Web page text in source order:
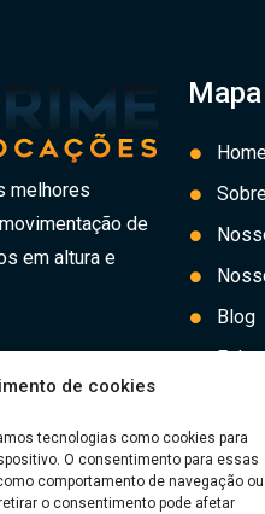
de cookies
tecnologias como cookies para
O consentimento para essas
comportamento de navegação ou
o consentimento pode afetar
melhores
de
em altura e
Blog
Fale